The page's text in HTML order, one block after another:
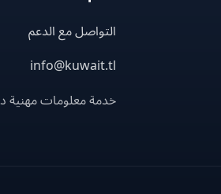
التواصل مع الدعم
info@kuwait.tl
خدمة معلومات مهنية